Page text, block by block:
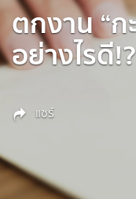
ตกงาน “
อย่างไรดี!?
แชร์